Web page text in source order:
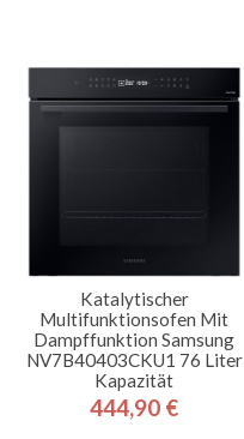
Katalytischer
Multifunktionsofen Mit
Dampffunktion Samsung
NV7B40403CKU1 76 Liter
Kapazität
Preis
444,90 €